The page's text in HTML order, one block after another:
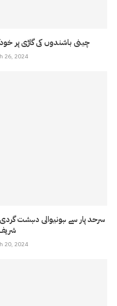
چینی باشندوں کی گاڑی پر خودکش
26, 2024
سرحد پار سے ہونیوالی دہشت
20, 2024